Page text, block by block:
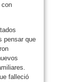
con
pensar que
falleció